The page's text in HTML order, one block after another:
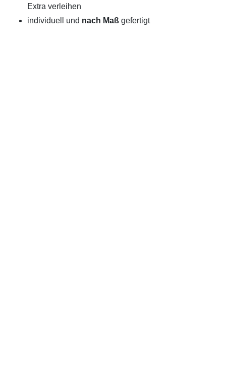
Extra verleihen
individuell und nach Maßgefertigt